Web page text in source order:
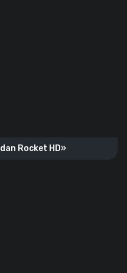
Rocket HD»